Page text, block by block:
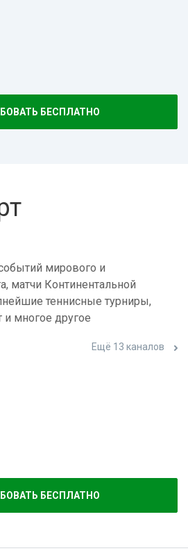
БЕСПЛАТНО
мирового и
матчи Континентальной
теннисные турниры,
и многое другое
Ещё 13 каналов
БЕСПЛАТНО